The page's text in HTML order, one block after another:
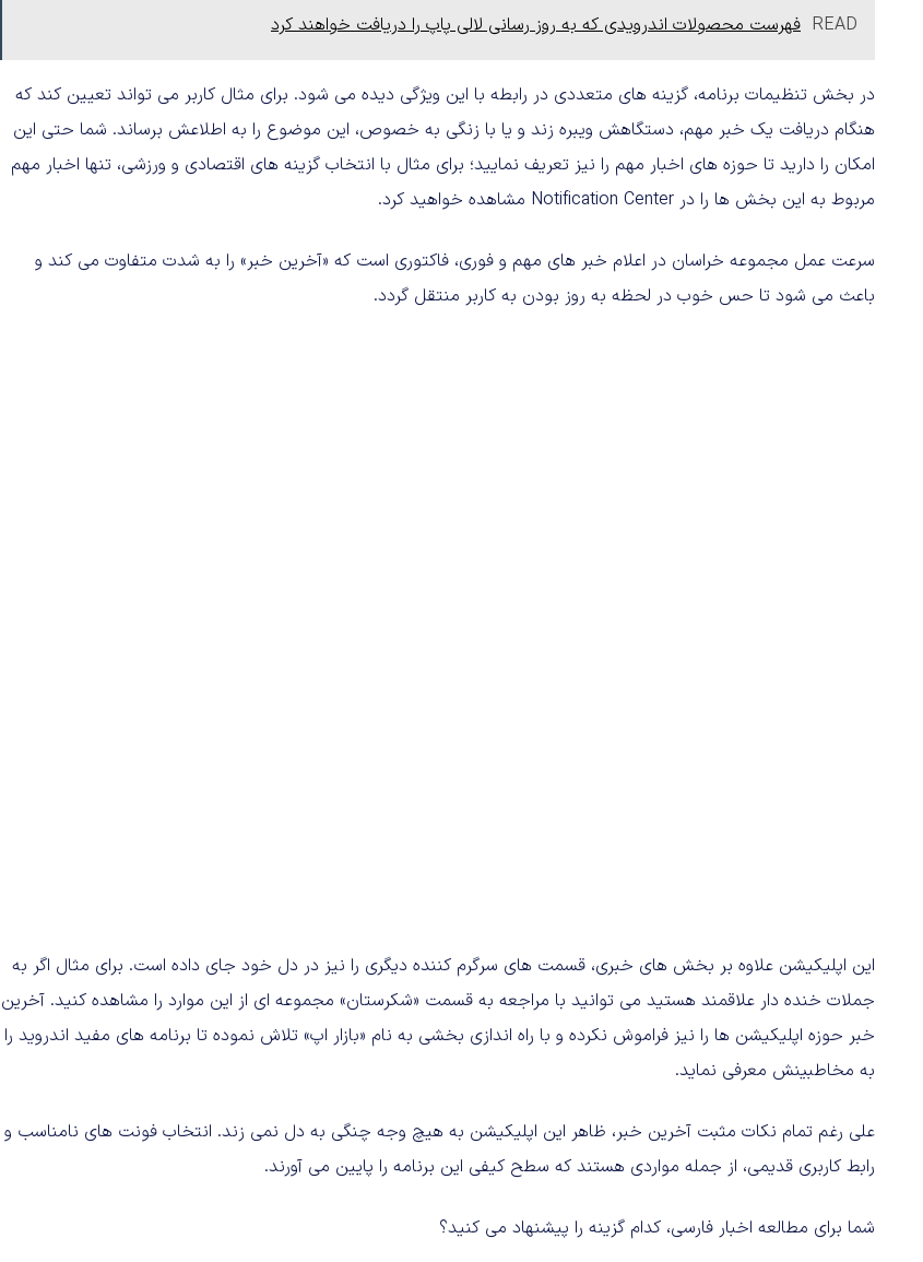
READ فهرست محصولات اندرویدی که به روز رسانی لالی پاپ را دریافت خواهند کرد
در بخش تنظیمات برنامه، گزینه های متعددی در رابطه با این ویژگی دیده می شود. برای مثال کاربر می تواند تعیین کند که
هنگام دریافت یک خبر مهم، دستگاهش ویبره زند و یا با زنگی به خصوص، این موضوع را به اطلاعش برساند. شما حتی این
امکان را دارید تا حوزه های اخبار مهم را نیز تعریف نمایید؛ برای مثال با انتخاب گزینه های اقتصادی و ورزشی، تنها اخبار مهم
مربوط به این بخش ها را در Notification Center مشاهده خواهید کرد.
سرعت عمل مجموعه خراسان در اعلام خبر های مهم و فوری، فاکتوری است که «آخرین خبر» را به شدت متفاوت می کند و
باعث می شود تا حس خوب در لحظه به روز بودن به کاربر منتقل گردد.
این اپلیکیشن علاوه بر بخش های خبری، قسمت های سرگرم کننده دیگری را نیز در دل خود جای داده است. برای مثال اگر به
جملات خنده دار علاقمند هستید می توانید با مراجعه به قسمت «شکرستان» مجموعه ای از این موارد را مشاهده کنید. آخرین
خبر حوزه اپلیکیشن ها را نیز فراموش نکرده و با راه اندازی بخشی به نام «بازار اپ» تلاش نموده تا برنامه های مفید اندروید را
به مخاطبینش معرفی نماید.
علی رغم تمام نکات مثبت آخرین خبر، ظاهر این اپلیکیشن به هیچ وجه چنگی به دل نمی زند. انتخاب فونت های نامناسب و
رابط کاربری قدیمی، از جمله مواردی هستند که سطح کیفی این برنامه را پایین می آورند.
شما برای مطالعه اخبار فارسی، کدام گزینه را پیشنهاد می کنید؟